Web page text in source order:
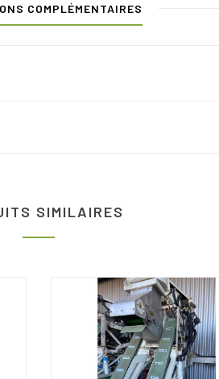
COMPLÉMENTAIRES
SIMILAIRES